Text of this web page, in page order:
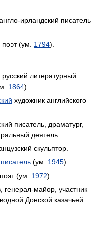
ирландский писатель
поэт (ум. 1794).
русский литературный
1864).
художник английского
писатель, драматург,
деятель.
скульптор.
писатель (ум. 1945).
поэт (ум. 1972).
майор, участник
Донской казачьей